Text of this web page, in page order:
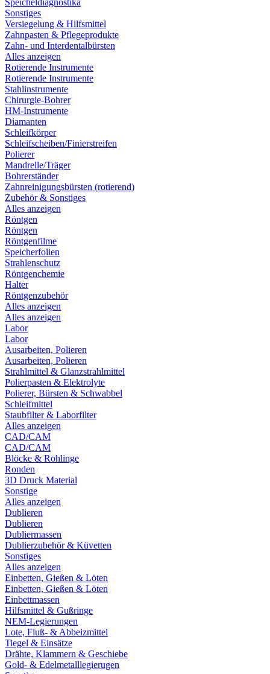
Speicheldiagnostika
Sonstiges
Versiegelung & Hilfsmittel
Zahnpasten & Pflegeprodukte
Zahn- und Interdentalbürsten
Alles anzeigen
Rotierende Instrumente
Rotierende Instrumente
Stahlinstrumente
Chirurgie-Bohrer
HM-Instrumente
Diamanten
Schleifkörper
Schleifscheiben/Finierstreifen
Polierer
Mandrelle/Träger
Bohrerständer
Zahnreinigungsbürsten (rotierend)
Zubehör & Sonstiges
Alles anzeigen
Röntgen
Röntgen
Röntgenfilme
Speicherfolien
Strahlenschutz
Röntgenchemie
Halter
Röntgenzubehör
Alles anzeigen
Alles anzeigen
Labor
Labor
Ausarbeiten, Polieren
Ausarbeiten, Polieren
Strahlmittel & Glanzstrahlmittel
Polierpasten & Elektrolyte
Polierer, Bürsten & Schwabbel
Schleifmittel
Staubfilter & Laborfilter
Alles anzeigen
CAD/CAM
CAD/CAM
Blöcke & Rohlinge
Ronden
3D Druck Material
Sonstige
Alles anzeigen
Dublieren
Dublieren
Dubliermassen
Dublierzubehör & Küvetten
Sonstiges
Alles anzeigen
Einbetten, Gießen & Löten
Einbetten, Gießen & Löten
Einbettmassen
Hilfsmittel & Gußringe
NEM-Legierungen
Lote, Fluß- & Abbeizmittel
Tiegel & Einsätze
Drähte, Klammern & Geschiebe
Gold- & Edelmetalllegierugen